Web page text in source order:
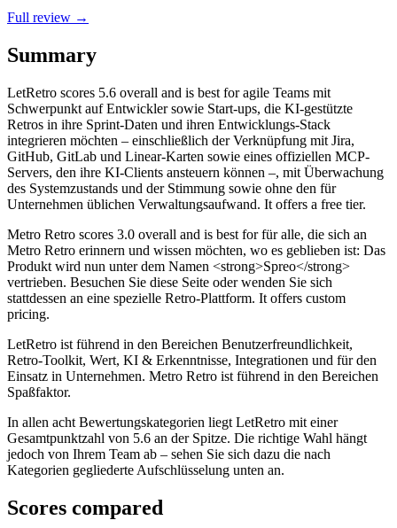
Full review →
Summary
LetRetro scores 5.6 overall and is best for agile Teams mit
Schwerpunkt auf Entwickler sowie Start-ups, die KI-gestützte
Retros in ihre Sprint-Daten und ihren Entwicklungs-Stack
integrieren möchten – einschließlich der Verknüpfung mit Jira,
GitHub, GitLab und Linear-Karten sowie eines offiziellen MCP-
Servers, den ihre KI-Clients ansteuern können –, mit Überwachung
des Systemzustands und der Stimmung sowie ohne den für
Unternehmen üblichen Verwaltungsaufwand. It offers a free tier.
Metro Retro scores 3.0 overall and is best for für alle, die sich an
Metro Retro erinnern und wissen möchten, wo es geblieben ist: Das
Produkt wird nun unter dem Namen <strong>Spreo</strong>
vertrieben. Besuchen Sie diese Seite oder wenden Sie sich
stattdessen an eine spezielle Retro-Plattform. It offers custom
pricing.
LetRetro ist führend in den Bereichen Benutzerfreundlichkeit,
Retro-Toolkit, Wert, KI & Erkenntnisse, Integrationen und für den
Einsatz in Unternehmen. Metro Retro ist führend in den Bereichen
Spaßfaktor.
In allen acht Bewertungskategorien liegt LetRetro mit einer
Gesamtpunktzahl von 5.6 an der Spitze. Die richtige Wahl hängt
jedoch von Ihrem Team ab – sehen Sie sich dazu die nach
Kategorien gegliederte Aufschlüsselung unten an.
Scores compared